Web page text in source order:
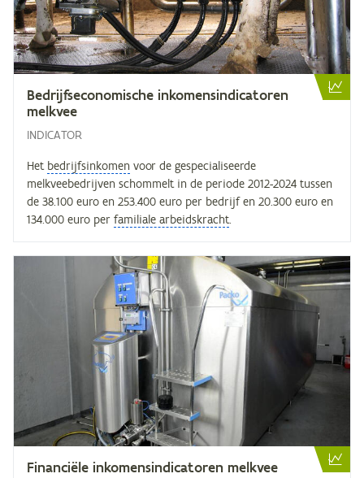
Be­drijfs­eco­no­mi­sche in­ko­mens­in­di­ca­to­ren
melkvee
INDICATOR
Het bedrijfsinkomen voor de gespecialiseerde
melkveebedrijven schommelt in de periode 2012-2024 tussen
de 38.100 euro en 253.400 euro per bedrijf en 20.300 euro en
134.000 euro per familiale arbeidskracht.
Fi­nan­ci­ë­le in­ko­mens­in­di­ca­to­ren melkvee